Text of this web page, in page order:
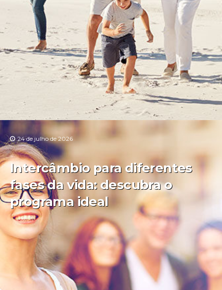
24 de julho de 2026
Intercâmbio para diferentes
fases da vida: descubra o
programa ideal